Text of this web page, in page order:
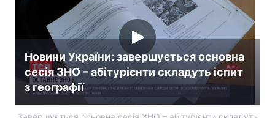
Новини України: завершується основна
сесія ЗНО – абітурієнти складуть іспит
з географії